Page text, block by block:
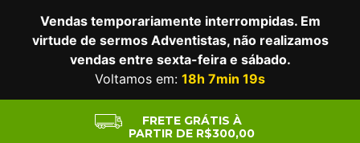
Vendas temporariamente interrompidas. Em
virtude de sermos Adventistas, não realizamos
vendas entre sexta-feira e sábado.
Voltamos em: 18h 7min 19s
FRETE GRÁTIS À
PARTIR DE R$300,00